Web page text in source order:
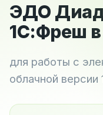
ЭДО
1С:Фреш
для работы с
облачной версии